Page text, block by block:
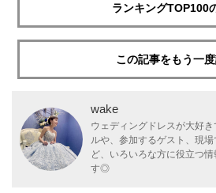
ランキングTOP100
この記事をもう一
wake
ウェディングドレスが大好
ルや、参加するゲスト、現
ど、いろいろな方に役立つ
す◎